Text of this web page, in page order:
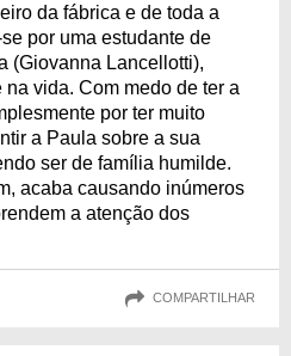
da fábrica e de toda a
por uma estudante de
(Giovanna Lancellotti),
vida. Com medo de ter a
por ter muito
a Paula sobre a sua
ser de família humilde.
acaba causando inúmeros
a atenção dos
COMPARTILHAR